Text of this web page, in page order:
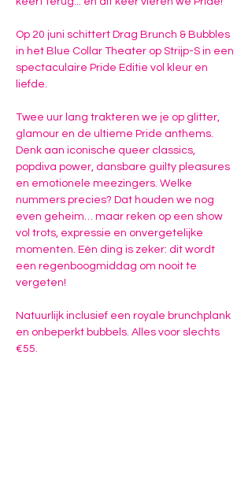
Op 20 juni schittert Drag Brunch & Bubbles
in het Blue Collar Theater op Strijp-S in een
spectaculaire Pride Editie vol kleur en
liefde.
Twee uur lang trakteren we je op glitter,
glamour en de ultieme Pride anthems.
Denk aan iconische queer classics,
popdiva power, dansbare guilty pleasures
en emotionele meezingers. Welke
nummers precies? Dat houden we nog
even geheim… maar reken op een show
vol trots, expressie en onvergetelijke
momenten. Eén ding is zeker: dit wordt
een regenboogmiddag om nooit te
vergeten!
Natuurlijk inclusief een royale brunchplank
en onbeperkt bubbels. Alles voor slechts
€55.